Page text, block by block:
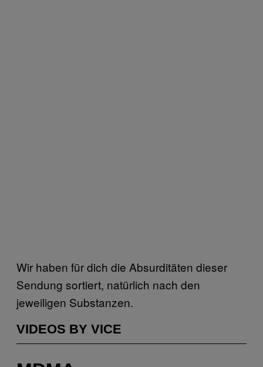
Wir haben für dich die Absurditäten dieser
Sendung sortiert, natürlich nach den
jeweiligen Substanzen.
VIDEOS BY VICE